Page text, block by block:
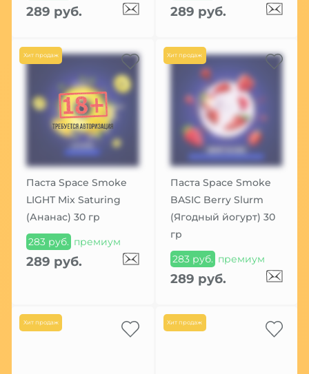
289 руб. 289 руб.
Хит продаж
Паста Space Smoke
LIGHT Mix Saturing
(Ананас) 30 гр
283 руб. премиум
289 руб.
Хит продаж
Паста Space Smoke
BASIC Berry Slurm
(Ягодный йогурт) 30
гр
283 руб. премиум
289 руб.
Хит продаж Хит продаж